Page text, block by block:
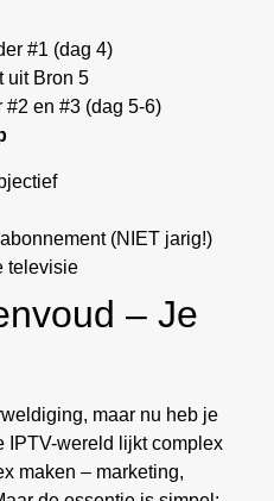
#1 (dag 4)
uit Bron 5
#2 en #3 (dag 5-6)
(NIET jarig!)
televisie
– Je
maar nu heb je
IPTV-wereld lijkt complex
maken – marketing,